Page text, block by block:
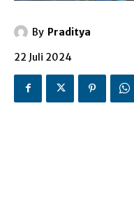
By Praditya
22 Juli 2024